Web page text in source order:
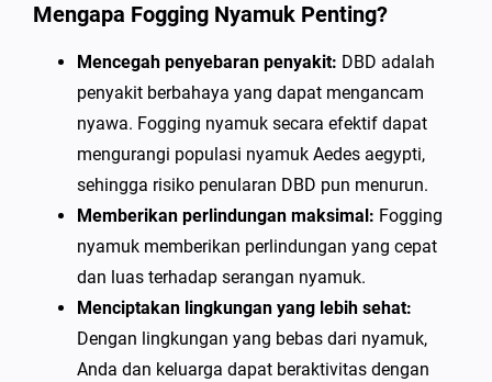
Mengapa Fogging Nyamuk Penting?
Mencegah penyebaran penyakit: DBD adalah
penyakit berbahaya yang dapat mengancam
nyawa. Fogging nyamuk secara efektif dapat
mengurangi populasi nyamuk Aedes aegypti,
sehingga risiko penularan DBD pun menurun.
Memberikan perlindungan maksimal: Fogging
nyamuk memberikan perlindungan yang cepat
dan luas terhadap serangan nyamuk.
Menciptakan lingkungan yang lebih sehat:
Dengan lingkungan yang bebas dari nyamuk,
Anda dan keluarga dapat beraktivitas dengan